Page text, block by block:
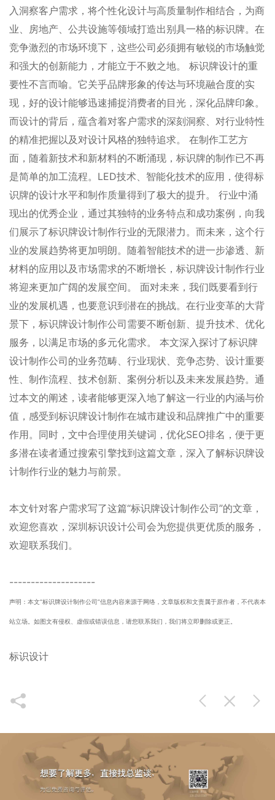
入洞察客户需求，将个性化设计与高质量制作相结合，为商
业、房地产、公共设施等领域打造出别具一格的标识牌。在
竞争激烈的市场环境下，这些公司必须拥有敏锐的市场触觉
和强大的创新能力，才能立于不败之地。 标识牌设计的重
要性不言而喻。它关乎品牌形象的传达与环境融合度的实
现，好的设计能够迅速捕捉消费者的目光，深化品牌印象。
而设计的背后，蕴含着对客户需求的深刻洞察、对行业特性
的精准把握以及对设计风格的独特追求。 在制作工艺方
面，随着新技术和新材料的不断涌现，标识牌的制作已不再
是简单的加工流程。LED技术、智能化技术的应用，使得标
识牌的设计水平和制作质量得到了极大的提升。 行业中涌
现出的优秀企业，通过其独特的业务特点和成功案例，向我
们展示了标识牌设计制作行业的无限潜力。而未来，这个行
业的发展趋势将更加明朗。随着智能技术的进一步渗透、新
材料的应用以及市场需求的不断增长，标识牌设计制作行业
将迎来更加广阔的发展空间。 面对未来，我们既要看到行
业的发展机遇，也要意识到潜在的挑战。在行业变革的大背
景下，标识牌设计制作公司需要不断创新、提升技术、优化
服务，以满足市场的多元化需求。 本文深入探讨了标识牌
设计制作公司的业务范畴、行业现状、竞争态势、设计重要
性、制作流程、技术创新、案例分析以及未来发展趋势。通
过本文的阐述，读者能够更深入地了解这一行业的内涵与价
值，感受到标识牌设计制作在城市建设和品牌推广中的重要
作用。同时，文中合理使用关键词，优化SEO排名，便于更
多潜在读者通过搜索引擎找到这篇文章，深入了解标识牌设
计制作行业的魅力与前景。
本文针对客户需求写了这篇“标识牌设计制作公司”的文章，
欢迎您喜欢 ， 深圳 标识设计公司会为您提供更优质的服务，
欢迎联系我们。
--------------------
声明：本文“标识牌设计制作公司”信息内容来源于网络，文章版权和文责属于原作者，不代表本
站立场。如图文有侵权、虚假或错误信息，请您联系我们，我们将立即删除或更正。
标识设计